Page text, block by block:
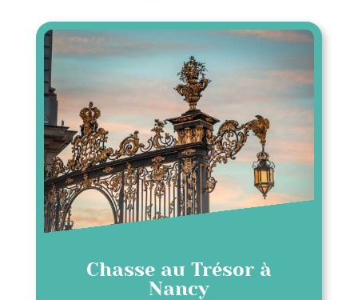
Chasse au Trésor à
Nancy